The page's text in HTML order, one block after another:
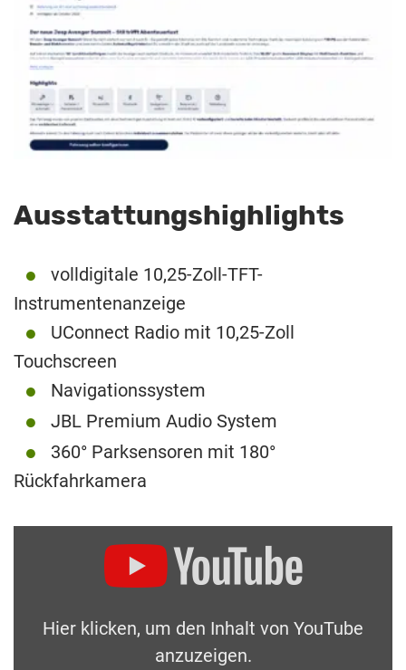
Ausstattungshighlights
volldigitale 10,25-Zoll-TFT-
Instrumentenanzeige
UConnect Radio mit 10,25-Zoll
Touchscreen
Navigationssystem
JBL Premium Audio System
360° Parksensoren mit 180°
Rückfahrkamera
Hier klicken, um den Inhalt von YouTube
anzuzeigen.